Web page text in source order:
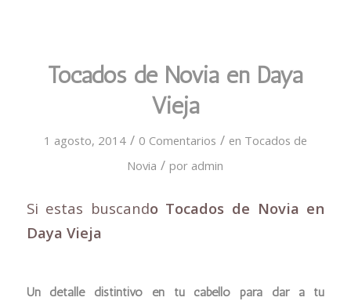
Tocados de Novia en Daya
Vieja
1 agosto, 2014 / 0 Comentarios / en Tocados de
Novia / por admin
Si estas buscando Tocados de Novia en
Daya Vieja
Un detalle distintivo en tu cabello para dar a tu